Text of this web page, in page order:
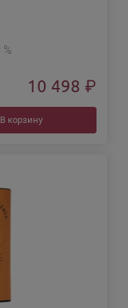
10 498 ₽
В корзину